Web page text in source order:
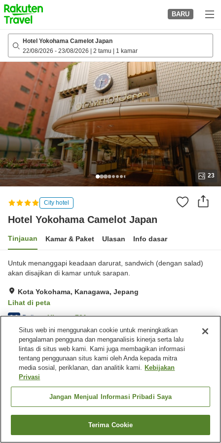
to
top
page
BARU
Hotel Yokohama Camelot Japan
22/08/2026 - 23/08/2026 2 tamu 1 kamar
23
City hotel
Hotel Yokohama Camelot Japan
Tinjauan Kamar & Paket Ulasan Info dasar
Untuk menanggapi keadaan darurat, sandwich (dengan salad)
akan disajikan di kamar untuk sarapan.
Kota Yokohama, Kanagawa, Jepang
Lihat di peta
3.8 Baik Ulasan:731
Fasilitas properti
Tempat parkir
Spa / Salon kecantikan
Restoran
Lounge
Jepang Kanagawa
Kota Yokohama
Hotel Yokohama Camelot Japan
Cari kamar
Situs web ini menggunakan cookie untuk meningkatkan
pengalaman pengguna dan menganalisis kinerja serta lalu
lintas di situs web kami. Kami juga membagikan informasi
tentang penggunaan situs kami oleh Anda kepada mitra
media sosial, periklanan, dan analitik kami. Kebijakan
Privasi
Jangan Menjual Informasi Pribadi Saya
Terima Cookie